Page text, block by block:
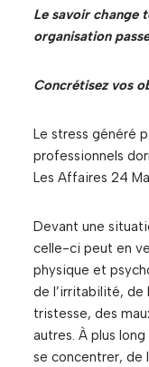
Le savoir change
organisation
Concrétisez vos
Le stress généré
professionnels
Les Affaires 24
Devant une
celle-ci peut en
physique et
de l’irritabilité, de
tristesse, des
autres. À plus
se concentrer, de